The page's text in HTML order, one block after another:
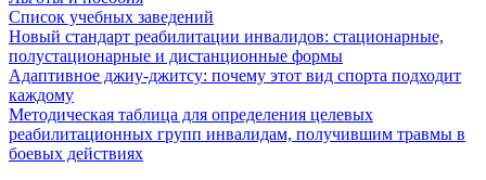
Список учебных заведений
Новый стандарт реабилитации инвалидов: стационарные,
полустационарные и дистанционные формы
Адаптивное джиу-джитсу: почему этот вид спорта подходит
каждому
Методическая таблица для определения целевых
реабилитационных групп инвалидам, получившим травмы в
боевых действиях